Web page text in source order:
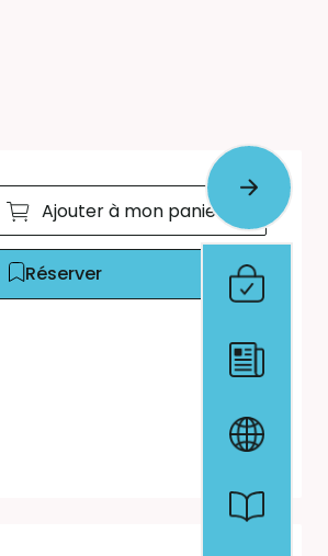
Ajouter à mon panier
Réserver